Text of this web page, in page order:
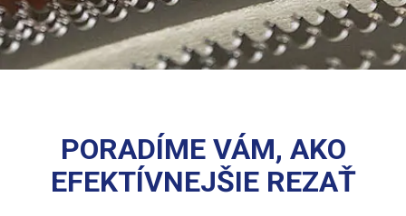
PORADÍME VÁM, AKO
EFEKTÍVNEJŠIE REZAŤ